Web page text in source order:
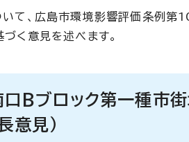
いて、広島市環境影響評価条例第
く意見を述べます。
口Bブロック第一種市
意見）